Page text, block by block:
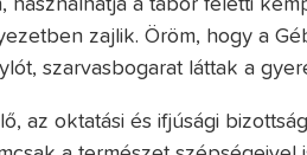
a tábor feletti
zajlik. Öröm, hogy a
szarvasbogarat láttak a
az oktatási és ifjúsági